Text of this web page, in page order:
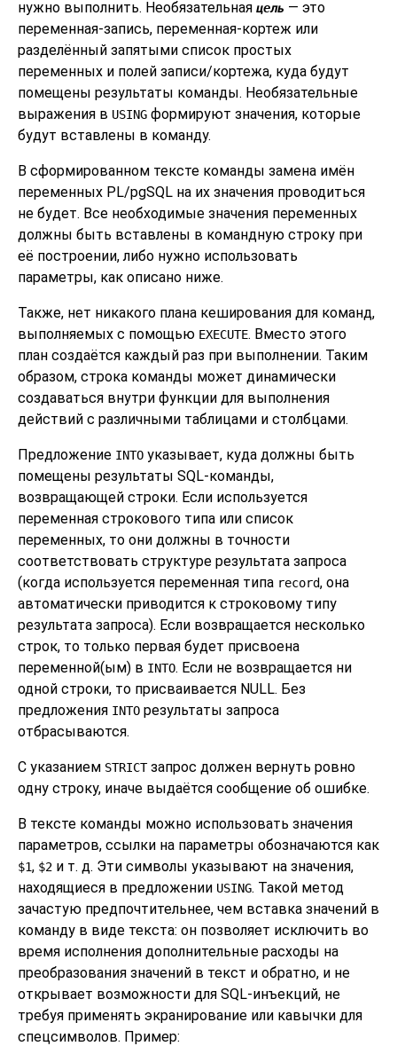
нужно выполнить. Необязательная цель — это
переменная-запись, переменная-кортеж или
разделённый запятыми список простых
переменных и полей записи/кортежа, куда будут
помещены результаты команды. Необязательные
выражения в USING формируют значения, которые
будут вставлены в команду.
В сформированном тексте команды замена имён
переменных PL/pgSQL на их значения проводиться
не будет. Все необходимые значения переменных
должны быть вставлены в командную строку при
её построении, либо нужно использовать
параметры, как описано ниже.
Также, нет никакого плана кеширования для команд,
выполняемых с помощью EXECUTE. Вместо этого
план создаётся каждый раз при выполнении. Таким
образом, строка команды может динамически
создаваться внутри функции для выполнения
действий с различными таблицами и столбцами.
Предложение INTO указывает, куда должны быть
помещены результаты SQL-команды,
возвращающей строки. Если используется
переменная строкового типа или список
переменных, то они должны в точности
соответствовать структуре результата запроса
(когда используется переменная типа record, она
автоматически приводится к строковому типу
результата запроса). Если возвращается несколько
строк, то только первая будет присвоена
переменной(ым) в INTO. Если не возвращается ни
одной строки, то присваивается NULL. Без
предложения INTO результаты запроса
отбрасываются.
С указанием STRICTзапрос должен вернуть ровно
одну строку, иначе выдаётся сообщение об ошибке.
В тексте команды можно использовать значения
параметров, ссылки на параметры обозначаются как
$1, $2 и т. д. Эти символы указывают на значения,
находящиеся в предложении USING. Такой метод
зачастую предпочтительнее, чем вставка значений в
команду в виде текста: он позволяет исключить во
время исполнения дополнительные расходы на
преобразования значений в текст и обратно, и не
открывает возможности для SQL-инъекций, не
требуя применять экранирование или кавычки для
спецсимволов. Пример: